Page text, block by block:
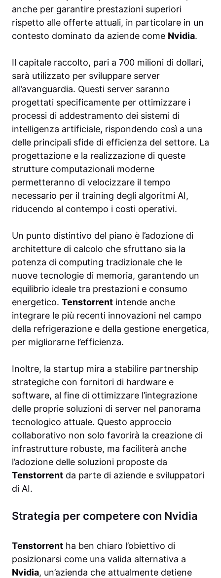
anche per garantire prestazioni superiori
rispetto alle offerte attuali, in particolare in un
contesto dominato da aziende come Nvidia.
Il capitale raccolto, pari a 700 milioni di dollari,
sarà utilizzato per sviluppare server
all’avanguardia. Questi server saranno
progettati specificamente per ottimizzare i
processi di addestramento dei sistemi di
intelligenza artificiale, rispondendo così a una
delle principali sfide di efficienza del settore. La
progettazione e la realizzazione di queste
strutture computazionali moderne
permetteranno di velocizzare il tempo
necessario per il training degli algoritmi AI,
riducendo al contempo i costi operativi.
Un punto distintivo del piano è l’adozione di
architetture di calcolo che sfruttano sia la
potenza di computing tradizionale che le
nuove tecnologie di memoria, garantendo un
equilibrio ideale tra prestazioni e consumo
energetico. Tenstorrent intende anche
integrare le più recenti innovazioni nel campo
della refrigerazione e della gestione energetica,
per migliorarne l’efficienza.
Inoltre, la startup mira a stabilire partnership
strategiche con fornitori di hardware e
software, al fine di ottimizzare l’integrazione
delle proprie soluzioni di server nel panorama
tecnologico attuale. Questo approccio
collaborativo non solo favorirà la creazione di
infrastrutture robuste, ma faciliterà anche
l’adozione delle soluzioni proposte da
Tenstorrent da parte di aziende e sviluppatori
di AI.
Strategia per competere con Nvidia
Tenstorrent ha ben chiaro l’obiettivo di
posizionarsi come una valida alternativa a
Nvidia, un’azienda che attualmente detiene